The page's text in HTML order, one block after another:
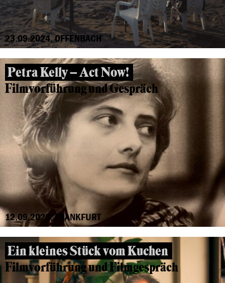
23.09.2024, OFFENBACH
Petra Kelly – Act Now!
Filmvorführung und Gespräch
12.09.2024, FRANKFURT
Ein kleines Stück vom Kuchen
Filmvorführung und Filmgespräch